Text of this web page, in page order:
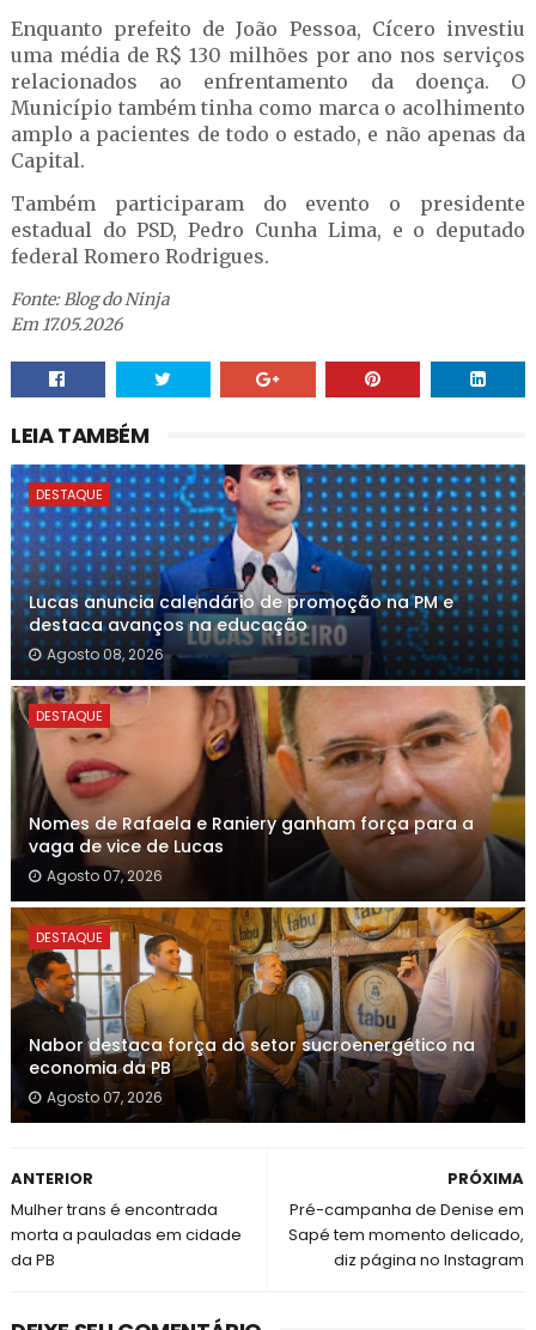
Enquanto prefeito de João Pessoa, Cícero investiu
uma média de R$ 130 milhões por ano nos serviços
relacionados ao enfrentamento da doença. O
Município também tinha como marca o acolhimento
amplo a pacientes de todo o estado, e não apenas da
Capital.
Também participaram do evento o presidente
estadual do PSD, Pedro Cunha Lima, e o deputado
federal Romero Rodrigues.
Fonte: Blog do Ninja
Em 17.05.2026
LEIA TAMBÉM
DESTAQUE
Lucas anuncia calendário de promoção na PM e
destaca avanços na educação
Agosto 08, 2026
DESTAQUE
Nomes de Rafaela e Raniery ganham força para a
vaga de vice de Lucas
Agosto 07, 2026
DESTAQUE
Nabor destaca força do setor sucroenergético na
economia da PB
Agosto 07, 2026
PRÓXIMA
Pré-campanha de Denise em
Sapé tem momento delicado,
diz página no Instagram
ANTERIOR
Mulher trans é encontrada
morta a pauladas em cidade
da PB